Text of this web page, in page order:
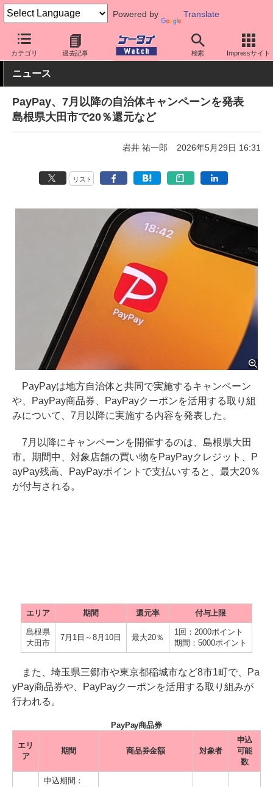
Powered by Translate
カテゴリ 過去記事 検索 Impressサイト
ケータイ Watch アプリ・サービス 決済/金融
ニュース
PayPay、7月以降の自治体キャンペーンを発表
島根県大田市で20％還元など
岩井 祐一郎 2026年5月29日 16:31
リスト
PayPayは地方自治体と共同で実施するキャンペーン
や、PayPay商品券、PayPayクーポンを活用する取り組
みについて、7月以降に実施する内容を発表した。
7月以降にキャンペーンを開催するのは、島根県大田
市。期間中、対象店舗の買い物をPayPayクレジット、P
ayPay残高、PayPayポイントで支払いすると、最大20％
が付与される。
エリア 期間 還元率 付与上限
島根県
大田市
7月1日～8月10日 最大20％
1回：2000ポイント
期間：5000ポイント
また、埼玉県三郷市や東京都稲城市など8市1町で、Pa
yPay商品券や、PayPayクーポンを活用する取り組みが
行われる。
PayPay商品券
エリ
ア
期間 商品券金額 対象者
申込
可能
数
申込期間：